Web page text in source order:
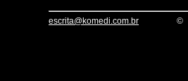
escrita@komedi.com.br ©